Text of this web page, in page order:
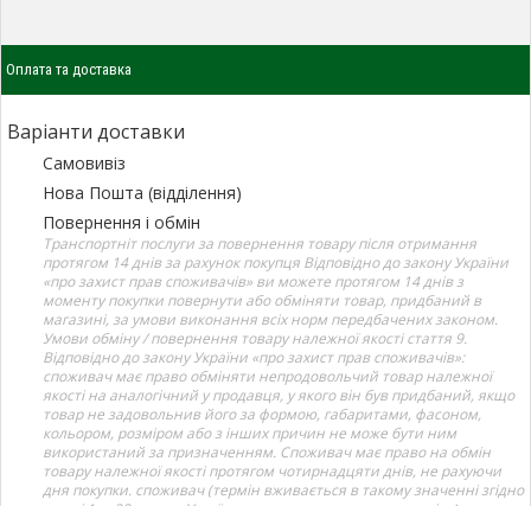
Оплата та доставка
Варіанти доставки
Самовивіз
Нова Пошта (відділення)
Повернення і обмін
Транспортніт послуги за повернення товару після отримання
протягом 14 днів за рахунок покупця Відповідно до закону України
«про захист прав споживачів» ви можете протягом 14 днів з
моменту покупки повернути або обміняти товар, придбаний в
магазині, за умови виконання всіх норм передбачених законом.
Умови обміну / повернення товару належної якості стаття 9.
Відповідно до закону України «про захист прав споживачів»:
споживач має право обміняти непродовольчий товар належної
якості на аналогічний у продавця, у якого він був придбаний, якщо
товар не задовольнив його за формою, габаритами, фасоном,
кольором, розміром або з інших причин не може бути ним
використаний за призначенням. Споживач має право на обмін
товару належної якості протягом чотирнадцяти днів, не рахуючи
дня покупки. споживач (термін вживається в такому значенні згідно